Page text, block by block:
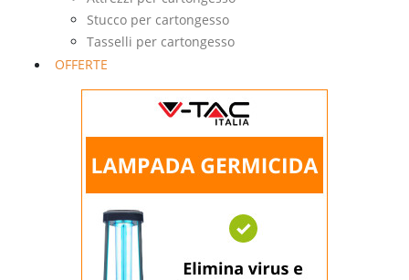
Stucco per cartongesso
Tasselli per cartongesso
OFFERTE